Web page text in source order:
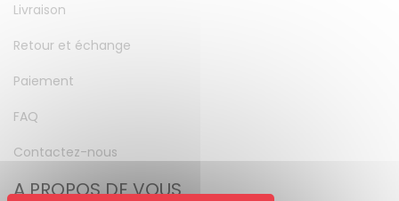
Livraison
Retour et échange
Paiement
FAQ
Contactez-nous
A PROPOS DE VOUS